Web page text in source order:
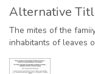
Alternative
The mites of the
inhabitants of leaves